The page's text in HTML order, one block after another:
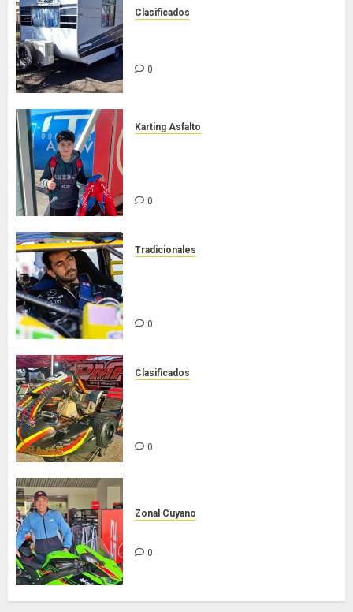
Clasificados
0
Karting Asfalto
0
Tradicionales
0
Clasificados
0
Zonal Cuyano
0